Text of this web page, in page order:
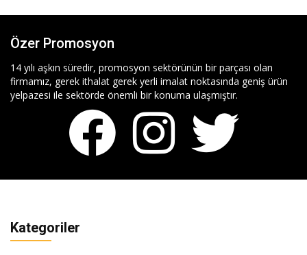
Özer Promosyon
14 yılı aşkın süredir, promosyon sektörünün bir parçası olan
firmamız, gerek ithalat gerek yerli imalat noktasında geniş ürün
yelpazesi ile sektörde önemli bir konuma ulaşmıştır.
Kategoriler